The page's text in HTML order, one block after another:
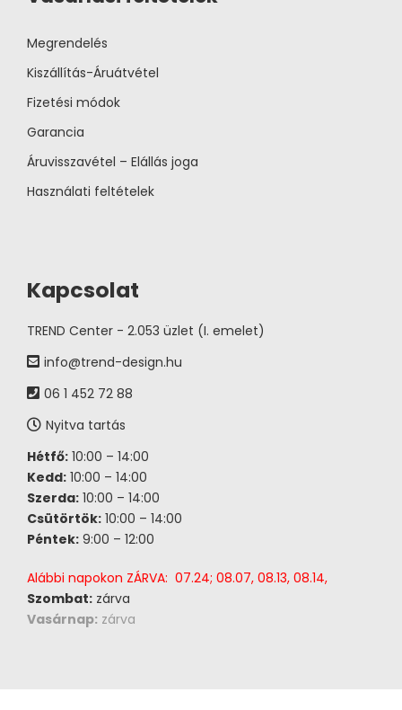
Megrendelés
Kiszállítás-Áruátvétel
Fizetési módok
Garancia
Áruvisszavétel – Elállás joga
Használati feltételek
Kapcsolat
TREND Center - 2.053 üzlet (I. emelet)
info@trend-design.hu
06 1 452 72 88
Nyitva tartás
Hétfő: 10:00 – 14:00
Kedd: 10:00 – 14:00
Szerda: 10:00 – 14:00
Csütörtök: 10:00 – 14:00
Péntek: 9:00 – 12:00
Alábbi napokon ZÁRVA: 07.24; 08.07, 08.13, 08.14,
Szombat: zárva
Vasárnap: zárva